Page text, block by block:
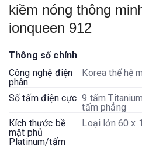
kiềm nóng thông
ionqueen 912
Thông số chính
Công nghệ điện
phân
Korea thế hệ
Số tấm điện cực 9 tấm
tấm phẳng
Kích thước bề
mặt phủ
Platinum/tấm
Loại lớn 60 x